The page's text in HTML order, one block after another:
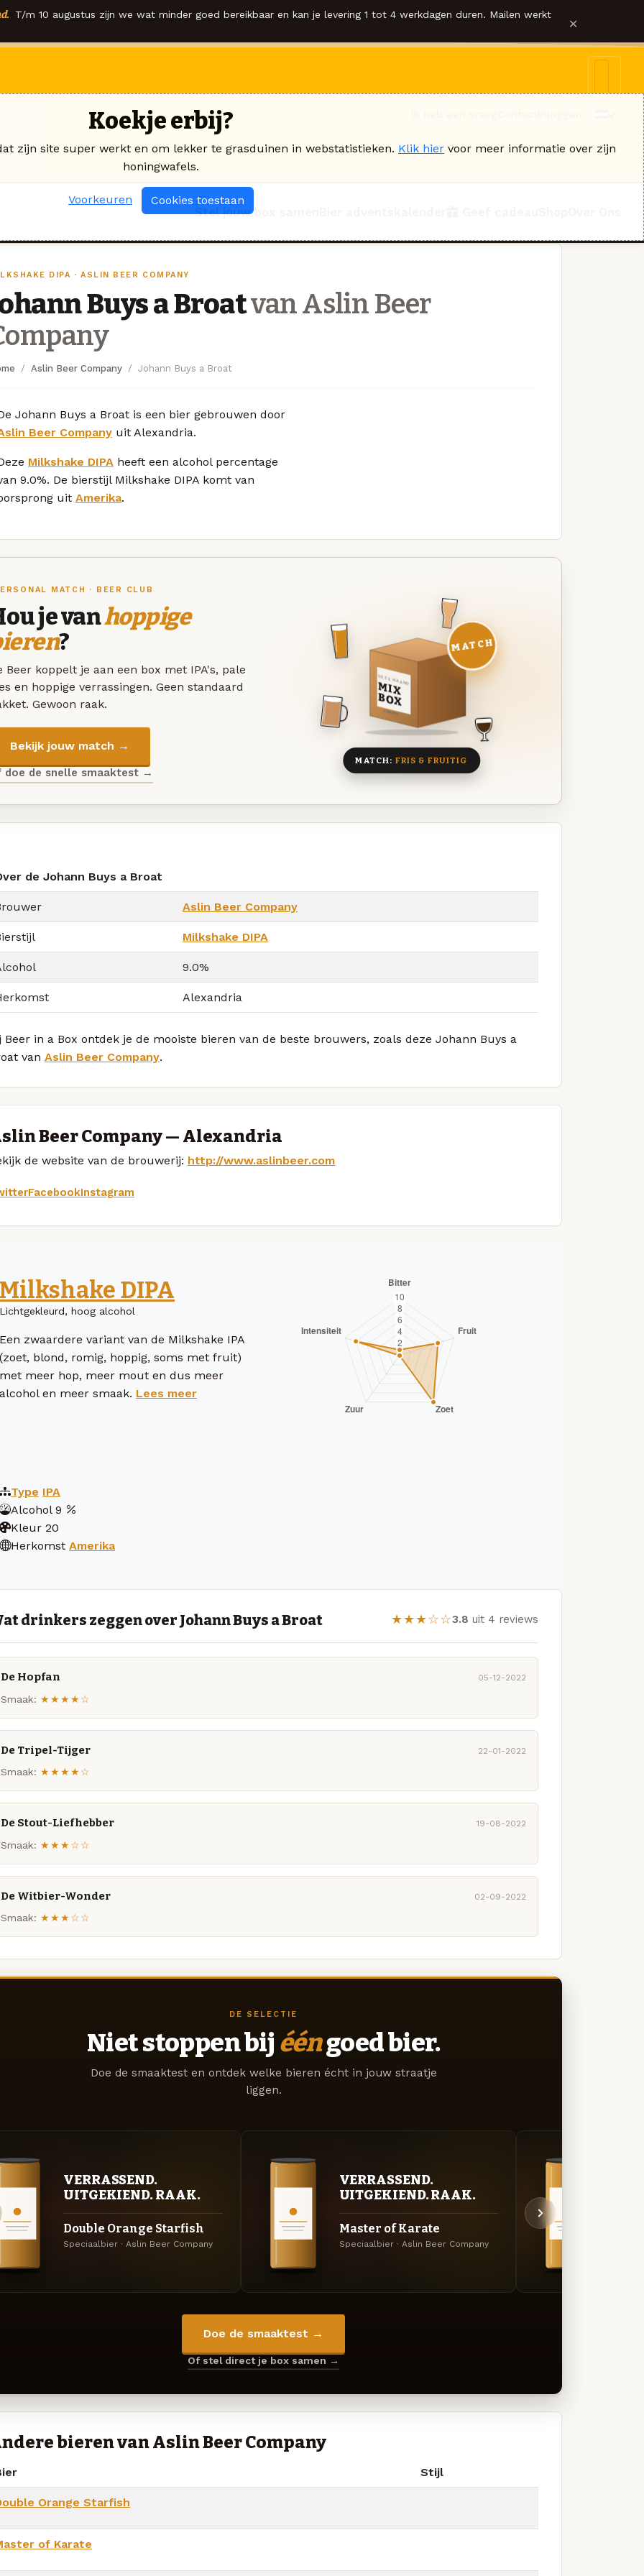
T/m 10 augustus zijn we wat minder goed bereikbaar en kan je levering 1 tot 4 werkdagen duren. Mailen werkt ×
Stel jouw box samen
DIPA · ASLIN BEER COMPANY
Buys a Broatvan Aslin Beer
Aslin Beer Company Johann Buys a Broat
Johann Buys a Broat is een bier gebrouwen door
Beer Company uit Alexandria.
Milkshake DIPA heeft een alcohol percentage
9.0%. De bierstijl Milkshake DIPA komt van
uit Amerika.
MATCH · BEER CLUB
je vanhoppige
?
Beer koppelt je aan een box met IPA's, pale
en hoppige verrassingen. Geen standaard
Gewoon raak.
Bekijk jouw match →
doe de snelle smaaktest →
DEZE MAAND
MIX
BOX
8 BIEREN
MATCH
MATCH: FRIS & FRUITIG
de Johann Buys a Broat
Aslin Beer Company
Milkshake DIPA
9.0%
Alexandria
Beer in a Box ontdek je de mooiste bieren van de beste brouwers, zoals deze Johann Buys a
van Aslin Beer Company.
Beer Company — Alexandria
de website van de brouwerij: http://www.aslinbeer.com
FacebookInstagram
Milkshake DIPA
Lichtgekleurd, hoog alcohol
Een zwaardere variant van de Milkshake IPA
(zoet, blond, romig, hoppig, soms met fruit)
met meer hop, meer mout en dus meer
alcohol en meer smaak. Lees meer
Type IPA
Alcohol 9
Kleur 20
Herkomst Amerika
drinkers zeggen over Johann Buys a Broat ★★★☆☆3.8 uit 4 reviews
De Hopfan 05-12-2022
Smaak: ★★★★☆
De Tripel-Tijger 22-01-2022
Smaak: ★★★★☆
De Stout-Liefhebber 19-08-2022
Smaak: ★★★☆☆
De Witbier-Wonder 02-09-2022
Smaak: ★★★☆☆
DE SELECTIE
Niet stoppen bij ééngoed bier.
Doe de smaaktest en ontdek welke bieren écht in jouw straatje
liggen.
VERRASSEND.
UITGEKIEND. RAAK.
Double Orange Starfish
Speciaalbier · Aslin Beer Company
VERRASSEND.
UITGEKIEND. RAAK.
Master of Karate
Speciaalbier · Aslin Beer Company
Doe de smaaktest →
Of stel direct je box samen →
bieren van Aslin Beer Company
Stijl
Orange Starfish
of Karate
Koekje erbij?
zijn site super werkt en om lekker te grasduinen in webstatistieken. Klik hier voor meer informatie over zijn
honingwafels.
Voorkeuren Cookies toestaan